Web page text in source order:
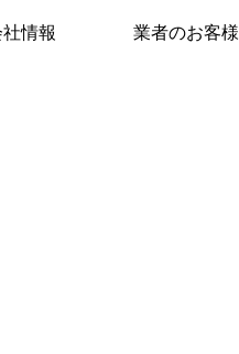
情報 業者のお客様